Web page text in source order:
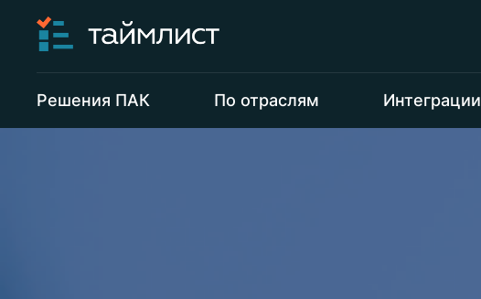
Решения ПАК По отраслям Интеграции